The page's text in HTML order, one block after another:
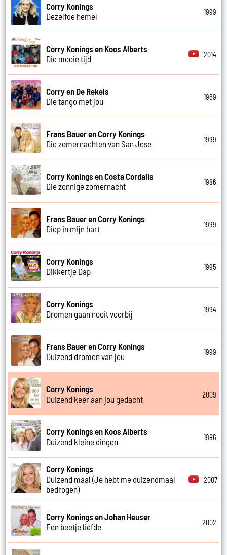
Corry Konings
Dezelfde hemel
1999
Corry Konings en Koos Alberts
Die mooie tijd
2014
Corry en De Rekels
Die tango met jou
1969
Frans Bauer en Corry Konings
Die zomernachten van San Jose
1999
Corry Konings en Costa Cordalis
Die zonnige zomernacht
1986
Frans Bauer en Corry Konings
Diep in mijn hart
1999
Corry Konings
Dikkertje Dap
1995
Corry Konings
Dromen gaan nooit voorbij
1994
Frans Bauer en Corry Konings
Duizend dromen van jou
1999
Corry Konings
Duizend keer aan jou gedacht
2009
Corry Konings en Koos Alberts
Duizend kleine dingen
1986
Corry Konings
Duizend maal (Je hebt me duizendmaal
bedrogen)
2007
Corry Konings en Johan Heuser
Een beetje liefde
2002